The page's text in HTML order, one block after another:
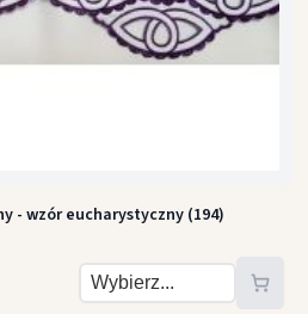
- wzór eucharystyczny (194)